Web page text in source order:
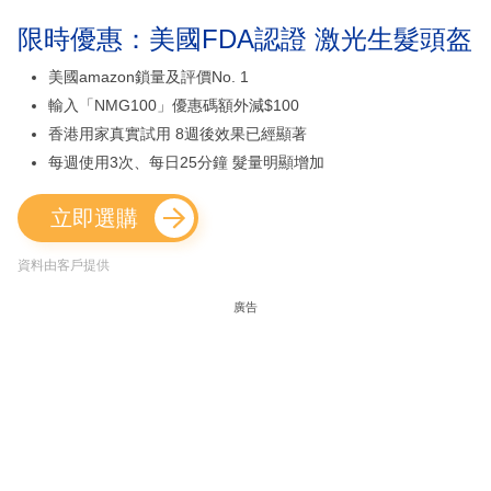
限時優惠：美國FDA認證 激光生髮頭盔
美國amazon鎖量及評價No. 1
輸入「NMG100」優惠碼額外減$100
香港用家真實試用 8週後效果已經顯著
每週使用3次、每日25分鐘 髮量明顯增加
立即選購
資料由客戶提供
廣告